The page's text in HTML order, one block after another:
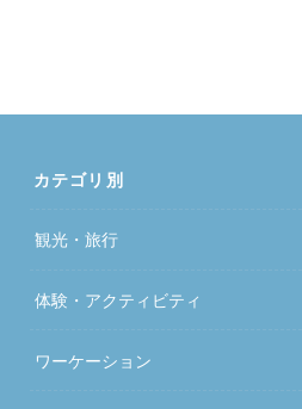
カテゴリ別
観光・旅行
体験・アクティビティ
ワーケーション